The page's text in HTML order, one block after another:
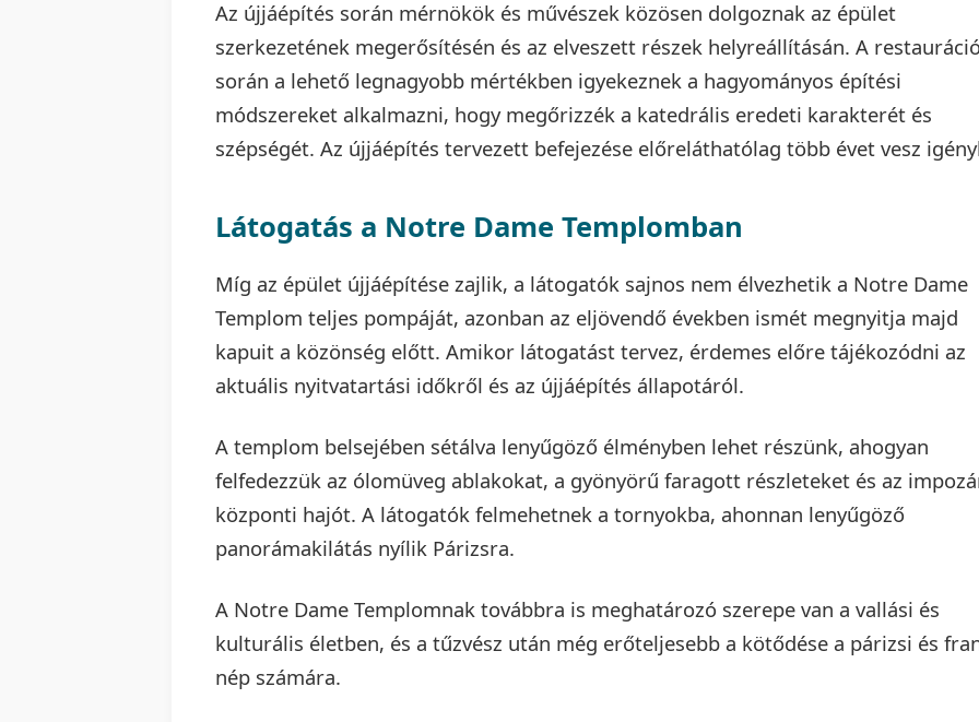
Az újjáépítés során mérnökök és művészek közösen dolgoznak az épület
szerkezetének megerősítésén és az elveszett részek helyreállításán. A restauráció
során a lehető legnagyobb mértékben igyekeznek a hagyományos építési
módszereket alkalmazni, hogy megőrizzék a katedrális eredeti karakterét és
szépségét. Az újjáépítés tervezett befejezése előreláthatólag több évet vesz
Látogatás a Notre Dame Templomban
Míg az épület újjáépítése zajlik, a látogatók sajnos nem élvezhetik a Notre Dame
Templom teljes pompáját, azonban az eljövendő években ismét megnyitja majd
kapuit a közönség előtt. Amikor látogatást tervez, érdemes előre tájékozódni az
aktuális nyitvatartási időkről és az újjáépítés állapotáról.
A templom belsejében sétálva lenyűgöző élményben lehet részünk, ahogyan
felfedezzük az ólomüveg ablakokat, a gyönyörű faragott részleteket és az
központi hajót. A látogatók felmehetnek a tornyokba, ahonnan lenyűgöző
panorámakilátás nyílik Párizsra.
A Notre Dame Templomnak továbbra is meghatározó szerepe van a vallási és
kulturális életben, és a tűzvész után még erőteljesebb a kötődése a párizsi és
nép számára.